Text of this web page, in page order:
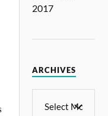
2017
ARCHIVES